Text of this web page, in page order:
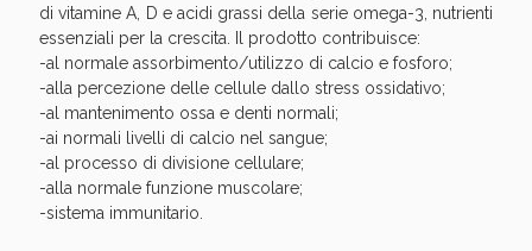
di vitamine A, D e acidi grassi della serie omega-3, nutrienti
essenziali per la crescita. Il prodotto contribuisce:
-al normale assorbimento/utilizzo di calcio e fosforo;
-alla percezione delle cellule dallo stress ossidativo;
-al mantenimento ossa e denti normali;
-ai normali livelli di calcio nel sangue;
-al processo di divisione cellulare;
-alla normale funzione muscolare;
-sistema immunitario.